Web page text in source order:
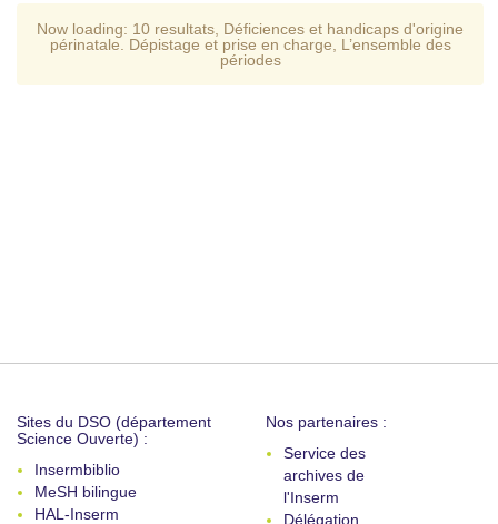
Now loading: 10 resultats Déficiences et handicaps d'origine
périnatale. Dépistage et prise en charge
L’ensemble des
périodes
Sites du DSO (département
Science Ouverte) :
Insermbiblio
MeSH bilingue
HAL-Inserm
Nos partenaires :
Service des
archives de
l'Inserm
Délégation